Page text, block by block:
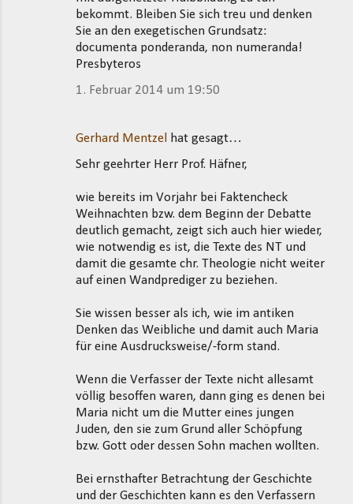
bekommt. Bleiben Sie sich treu und denken
Sie an den exegetischen Grundsatz:
documenta ponderanda, non numeranda!
Presbyteros
1. Februar 2014 um 19:50
Gerhard Mentzel
hat gesagt…
Sehr geehrter Herr Prof. Häfner,
wie bereits im Vorjahr bei Faktencheck
Weihnachten bzw. dem Beginn der Debatte
deutlich gemacht, zeigt sich auch hier wieder,
wie notwendig es ist, die Texte des NT und
damit die gesamte chr. Theologie nicht weiter
auf einen Wandprediger zu beziehen.
Sie wissen besser als ich, wie im antiken
Denken das Weibliche und damit auch Maria
für eine Ausdrucksweise/-form stand.
Wenn die Verfasser der Texte nicht allesamt
völlig besoffen waren, dann ging es denen bei
Maria nicht um die Mutter eines jungen
Juden, den sie zum Grund aller Schöpfung
bzw. Gott oder dessen Sohn machen wollten.
Bei ernsthafter Betrachtung der Geschichte
und der Geschichten kann es den Verfassern